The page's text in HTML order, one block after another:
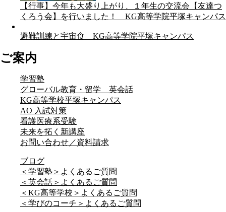
【行事】今年も大盛り上がり、１年生の交流会【友達つ
くろう会】を行いました！ KG高等学院平塚キャンパス
避難訓練と宇宙食 KG高等学院平塚キャンパス
ご案内
学習塾
グローバル教育・留学 英会話
KG高等学校平塚キャンパス
AO 入試対策
看護医療系受験
未来を拓く新講座
お問い合わせ／資料請求
ブログ
＜学習塾＞よくあるご質問
＜英会話＞よくあるご質問
＜KG高等学校＞よくあるご質問
＜学びのコーチ＞よくあるご質問